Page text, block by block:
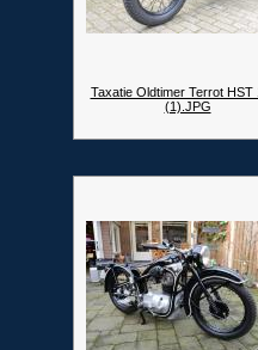
Taxatie Oldtimer Terrot HST
(1).JPG